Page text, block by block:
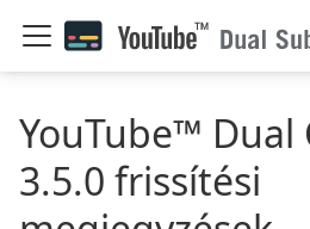
YouTube™ Dual
3.5.0 frissítési